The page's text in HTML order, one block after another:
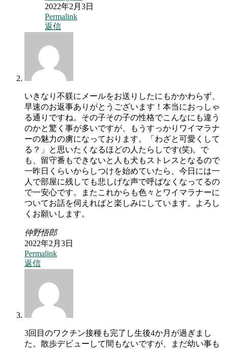
2022年2月3日
Permalink
返信
いきなり不躾にメールをお送りしたにもかかわらず、
早速のお返事ありがとうございます！本当におっしゃ
る通りですね。その子その子の性格でこんなにも違う
のかと驚く事が多いですが、もうすっかりワイマラナ
ーの魅力の虜になっております。「わざと可愛くして
る？」と思いたくなるほどの人たらしです(笑)。で
も、留守番もできないと人も犬もストレスとなるので
一昨日くらいからしつけを始めていたら、今日には一
人で部屋に残しても悲しげな声で呼ばなくなってるの
で一安心です。またこれからも色々とワイマラナーに
ついてお話を伺えればと楽しみにしています。よろし
くお願いします。
仲野悟郎
2022年2月3日
Permalink
返信
3回目のワクチン接種も完了し生後4か月が過ぎまし
た。散歩デビューして間もないですが、まだ幼い事も